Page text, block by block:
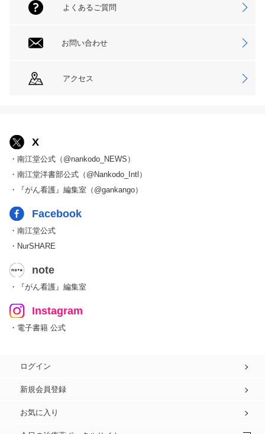
よくあるご質問
お問い合わせ
アクセス
X
・南江堂公式（@nankodo_NEWS）
・南江堂洋書部公式（@Nankodo_Intl）
・『がん看護』編集室（@gankango）
Facebook
・南江堂公式
・NurSHARE
note
・『がん看護』編集室
Instagram
・電子書籍 公式
ログイン
新規会員登録
お気に入り